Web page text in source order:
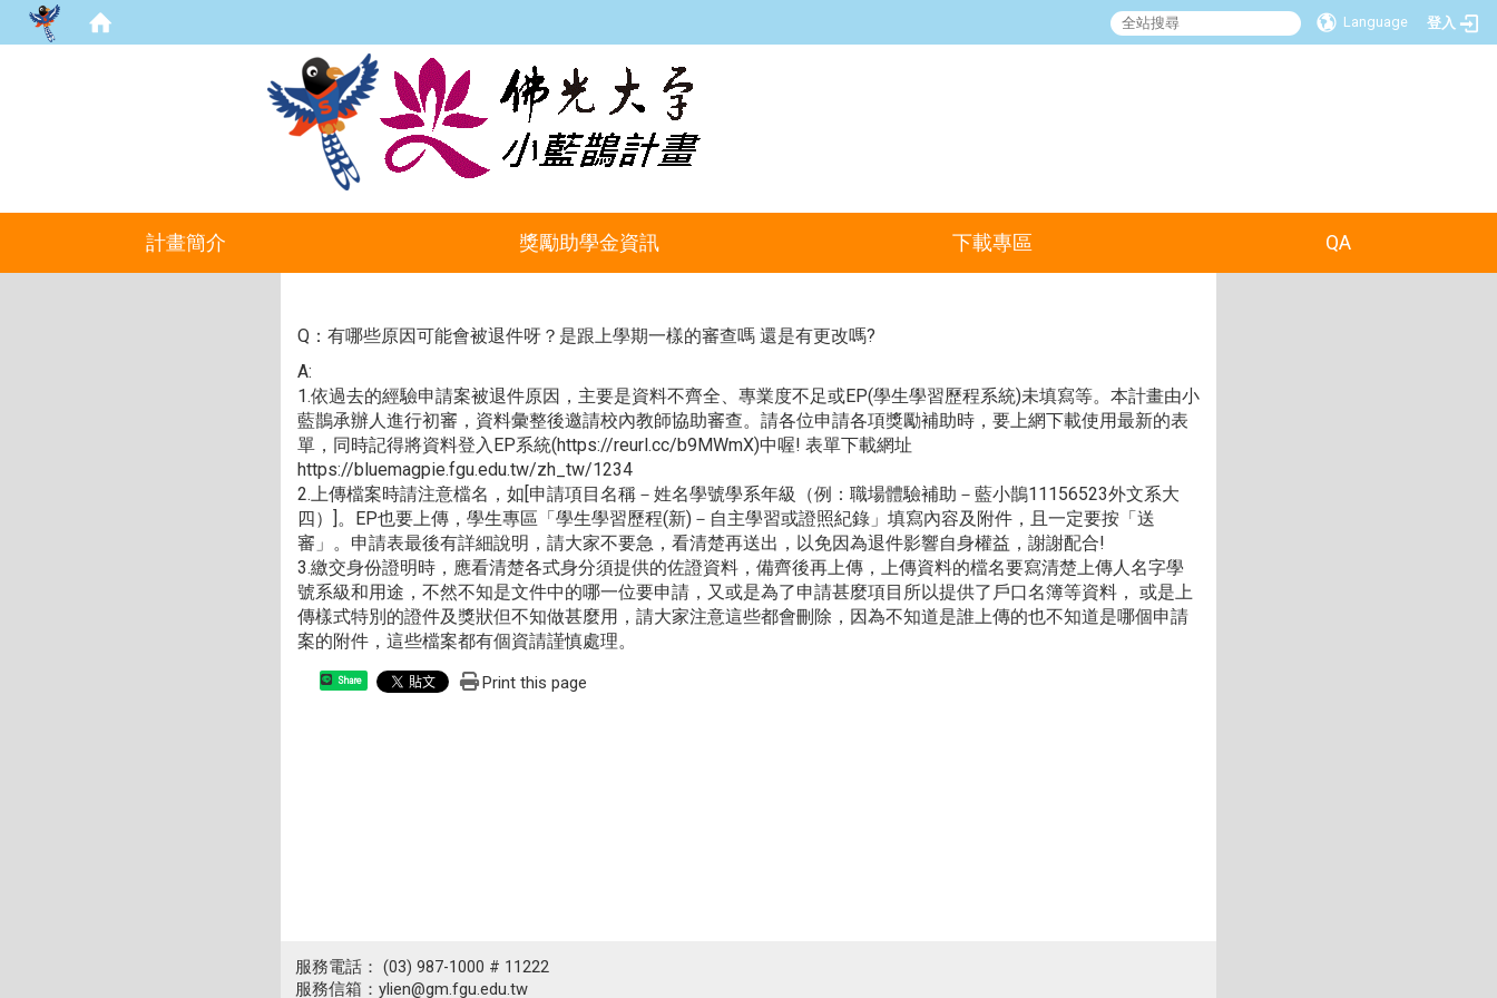
Language 登入
計畫簡介 獎勵助學金資訊 下載專區 QA
Q：有哪些原因可能會被退件呀？是跟上學期一樣的審查嗎 還是有更改嗎?
A:
1.依過去的經驗申請案被退件原因，主要是資料不齊全、專業度不足或EP(學生學習歷程系統)未填寫等。本計畫由小
藍鵲承辦人進行初審，資料彙整後邀請校內教師協助審查。請各位申請各項獎勵補助時，要上網下載使用最新的表
單，同時記得將資料登入EP系統(https://reurl.cc/b9MWmX)中喔! 表單下載網址
https://bluemagpie.fgu.edu.tw/zh_tw/1234
2.上傳檔案時請注意檔名，如[申請項目名稱－姓名學號學系年級（例：職場體驗補助－藍小鵲11156523外文系大
四）]。EP也要上傳，學生專區「學生學習歷程(新)－自主學習或證照紀錄」填寫內容及附件，且一定要按「送
審」。申請表最後有詳細說明，請大家不要急，看清楚再送出，以免因為退件影響自身權益，謝謝配合!
3.繳交身份證明時，應看清楚各式身分須提供的佐證資料，備齊後再上傳，上傳資料的檔名要寫清楚上傳人名字學
號系級和用途，不然不知是文件中的哪一位要申請，又或是為了申請甚麼項目所以提供了戶口名簿等資料， 或是上
傳樣式特別的證件及獎狀但不知做甚麼用，請大家注意這些都會刪除，因為不知道是誰上傳的也不知道是哪個申請
案的附件，這些檔案都有個資請謹慎處理。
Share Print this page
服務電話： (03) 987-1000 # 11222
服務信箱：ylien@gm.fgu.edu.tw